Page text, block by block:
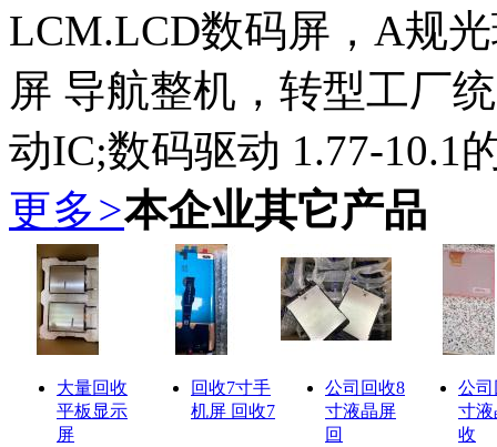
LCM.LCD数码屏，A规
屏 导航整机，转型工厂
动IC;数码驱动 1.77-10.1
更多>本企业其它产品
大量回收
平板显示
屏
回收7寸手
机屏 回收7
公司回收8
寸液晶屏
回
公司
寸
收